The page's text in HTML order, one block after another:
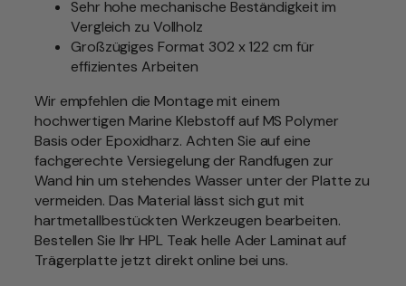
m
i
t
T
r
ä
g
e
r
Sehr hohe mechanische Beständigkeit im
Vergleich zu Vollholz
Großzügiges Format 302 x 122 cm für
effizientes Arbeiten
Wir empfehlen die Montage mit einem
hochwertigen Marine Klebstoff auf MS Polymer
Basis oder Epoxidharz. Achten Sie auf eine
fachgerechte Versiegelung der Randfugen zur
Wand hin um stehendes Wasser unter der Platte zu
vermeiden. Das Material lässt sich gut mit
hartmetallbestückten Werkzeugen bearbeiten.
Bestellen Sie Ihr HPL Teak helle Ader Laminat auf
Trägerplatte jetzt direkt online bei uns.